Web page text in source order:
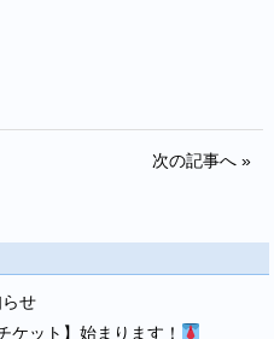
次の記事へ »
らせ
ケット】始まります！